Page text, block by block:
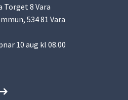
Torget 8 Vara
534 81 Vara
10 aug kl 08.00